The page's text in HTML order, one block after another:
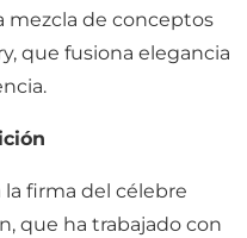
mezcla de conceptos
que fusiona elegancia
la firma del célebre
que ha trabajado con